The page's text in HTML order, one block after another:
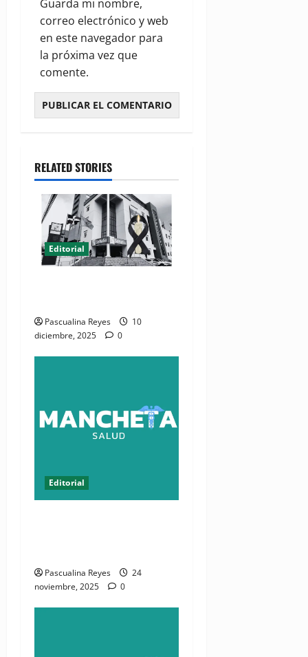
Guarda mi nombre,
correo electrónico y web
en este navegador para
la próxima vez que
comente.
RELATED STORIES
Editorial
Pascualina Reyes
10
diciembre, 2025
0
Editorial
Pascualina Reyes
24
noviembre, 2025
0